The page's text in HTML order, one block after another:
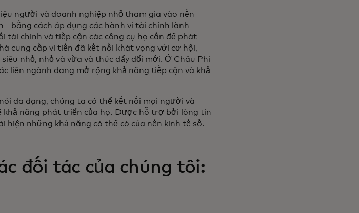
người và doanh nghiệp nhỏ tham gia vào nền
bằng cách áp dụng các hành vi tài chính lành
tài chính và tiếp cận các công cụ họ cần để phát
cung cấp ví tiền đã kết nối khát vọng với cơ hội,
nhỏ, nhỏ và vừa và thúc đẩy đổi mới. Ở Châu Phi
liên ngành đang mở rộng khả năng tiếp cận và khả
đa dạng, chúng ta có thể kết nối mọi người và
khả năng phát triển của họ. Được hỗ trợ bởi lòng tin
hiện những khả năng có thể có của nền kinh tế số.
đối tác của chúng tôi: